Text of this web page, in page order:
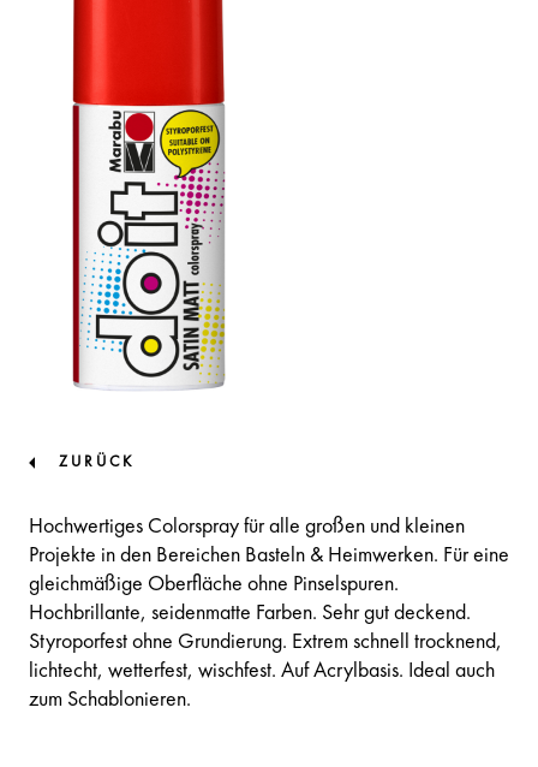
ZURÜCK
Hochwertiges Colorspray für alle großen und kleinen
Projekte in den Bereichen Basteln & Heimwerken. Für eine
gleichmäßige Oberfläche ohne Pinselspuren.
Hochbrillante, seidenmatte Farben. Sehr gut deckend.
Styroporfest ohne Grundierung. Extrem schnell trocknend,
lichtecht, wetterfest, wischfest. Auf Acrylbasis. Ideal auch
zum Schablonieren.